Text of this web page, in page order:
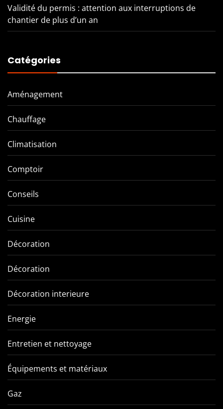
Validité du permis : attention aux interruptions de
chantier de plus d’un an
Catégories
Aménagement
Chauffage
Climatisation
Comptoir
Conseils
Cuisine
Décoration
Décoration
Décoration interieure
Energie
Entretien et nettoyage
Équipements et matériaux
Gaz